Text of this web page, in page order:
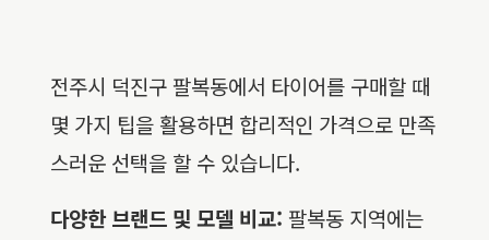
전주시 덕진구 팔복동에서 타이어를 구매할 때
몇 가지 팁을 활용하면 합리적인 가격으로 만족
스러운 선택을 할 수 있습니다.
다양한 브랜드 및 모델 비교: 팔복동 지역에는